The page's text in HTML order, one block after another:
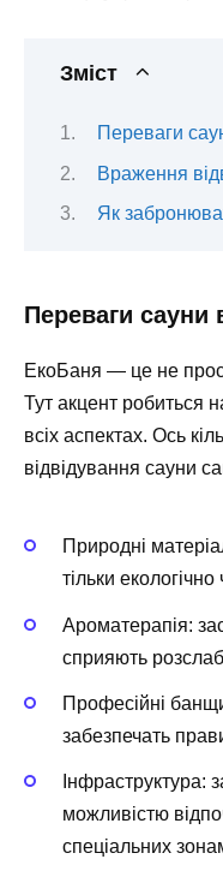
Зміст
Переваги
Враження
Як
Переваги сауни
ЕкоБаня — це не
Тут акцент робиться
всіх аспектах. Ось
відвідування сауни
Природні
тільки
Ароматерапія:
сприяють
Професійні
забезпечать
Інфраструктура:
можливістю
спеціальних